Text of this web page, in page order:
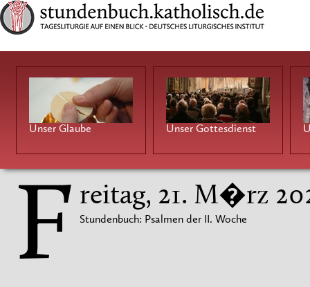
Unser Glaube Unser Gottesdienst
F reitag, 21. M�rz
Stundenbuch: Psalmen der II. Woche